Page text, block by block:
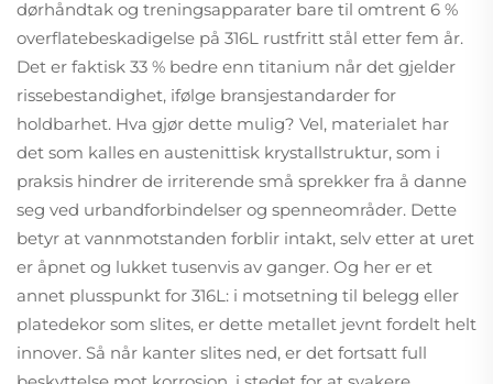
dørhåndtak og treningsapparater bare til omtrent 6 %
overflatebeskadigelse på 316L rustfritt stål etter fem år.
Det er faktisk 33 % bedre enn titanium når det gjelder
rissebestandighet, ifølge bransjestandarder for
holdbarhet. Hva gjør dette mulig? Vel, materialet har
det som kalles en austenittisk krystallstruktur, som i
praksis hindrer de irriterende små sprekker fra å danne
seg ved urbandforbindelser og spenneområder. Dette
betyr at vannmotstanden forblir intakt, selv etter at uret
er åpnet og lukket tusenvis av ganger. Og her er et
annet plusspunkt for 316L: i motsetning til belegg eller
platedekor som slites, er dette metallet jevnt fordelt helt
innover. Så når kanter slites ned, er det fortsatt full